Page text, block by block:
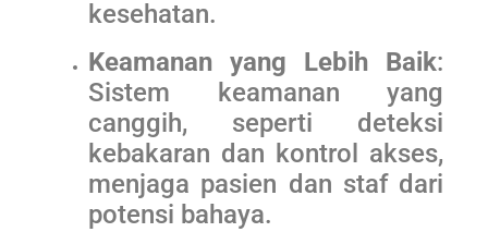
kesehatan.
Keamanan yang Lebih Baik:
Sistem keamanan yang
canggih, seperti deteksi
kebakaran dan kontrol akses,
menjaga pasien dan staf dari
potensi bahaya.